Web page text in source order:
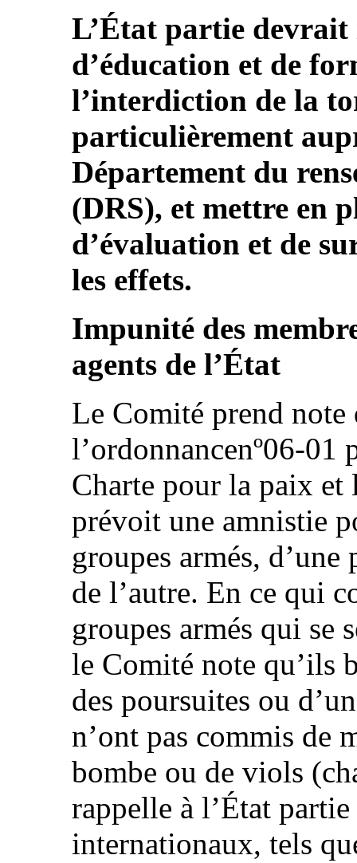
L’État partie devrait
d’éducation et de
l’interdiction de la
particulièrement
Département du
(DRS), et mettre en
d’évaluation et de
les effets.
Impunité des
agents de l’État
Le Comité prend note
l’ordonnancenº06-
Charte pour la paix
prévoit une amnistie
groupes armés, d’une
de l’autre. En ce qui
groupes armés qui se
le Comité note qu’ils
des poursuites ou
n’ont pas commis de
bombe ou de viols
rappelle à l’État
internationaux, tels